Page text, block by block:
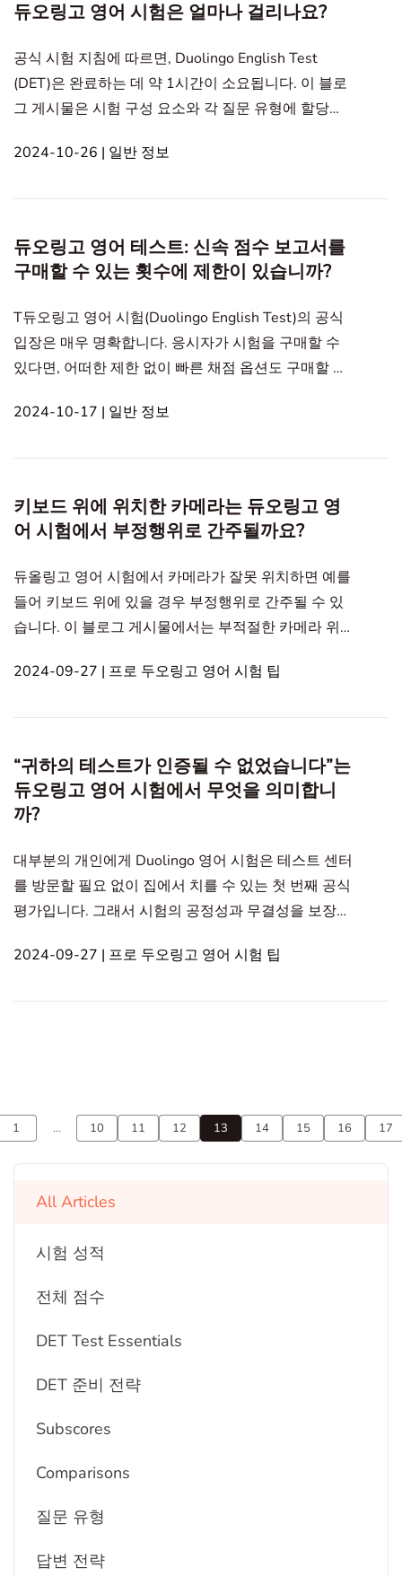
All Articles
시험 성적
전체 점수
DET Test Essentials
DET 준비 전략
Subscores
Comparisons
질문 유형
답변 전략
2차 카메라 모드를 도입하나요?2. DET 제2차 카메라
모드는 무엇인가요?3
듀오링고 영어 시험은 얼마나 걸리나요?
공식 시험 지침에 따르면, Duolingo English Test
(DET)은 완료하는 데 약 1시간이 소요됩니다. 이 블로
그 게시물은 시험 구성 요소와 각 질문 유형에 할당된
영어 시험 구성 요소 기간2. 결정된 각 섹션의 시간 할
에서 시험 응시자는 컴퓨터의 카메라, 스피커, 마이크
가 제대로 작동하는지 확인하고 정부에서 발급한 사진
이 포함된
2024-10-26 | 일반 정보
듀오링고 영어 테스트: 신속 점수 보고서를
구매할 수 있는 횟수에 제한이 있습니까?
T듀오링고 영어 시험(Duolingo English Test)의 공식
입장은 매우 명확합니다. 응시자가 시험을 구매할 수
있다면, 어떠한 제한 없이 빠른 채점 옵션도 구매할 수
영어 시험의 신속 채점 리포트 획득 과정과 장점에 대
더 잘 이해하는 데 필요한 핵심 정보를 제공하고 있습
니다. In this article1. DET Expedited Score Repor
2024-10-17 | 일반 정보
키보드 위에 위치한 카메라는 듀오링고 영
어 시험에서 부정행위로 간주될까요?
듀올링고 영어 시험에서 카메라가 잘못 위치하면 예를
들어 키보드 위에 있을 경우 부정행위로 간주될 수 있
습니다. 이 블로그 게시물에서는 부적절한 카메라 위
공할 수 있도록 돕고 있습니다. In this article1. DET의
시험 중 카메라를 컴퓨터 화면 중앙 위에 위치시키는
것입니다. 이 설정은 듀올링고 리뷰 팀이 시험 중 후보
자의 시선 방향을 쉽게 모니터링할 수 있게 해
2024-09-27 | 프로 두오링고 영어 시험 팁
“귀하의 테스트가 인증될 수 없었습니다”는
듀오링고 영어 시험에서 무엇을 의미합니
까?
대부분의 개인에게 Duolingo 영어 시험은 테스트 센터
를 방문할 필요 없이 집에서 치를 수 있는 첫 번째 공식
평가입니다. 그래서 시험의 공정성과 무결성을 보장하
독특한 규칙과 요건이 있습니다. 이 블로그 게시물은
2024-09-27 | 프로 두오링고 영어 시험 팁
1 ... 10 11 12 13 14 15 16 17